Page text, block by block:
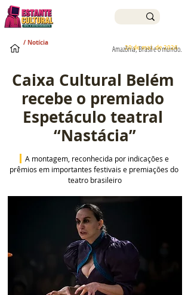
20 de mai. de 2026
Amazônia, Brasil e o mundo.
/ Notícia
Caixa Cultural Belém
recebe o premiado
Espetáculo teatral
“Nastácia”
A montagem, reconhecida por indicações e
prêmios em importantes festivais e premiações do
teatro brasileiro